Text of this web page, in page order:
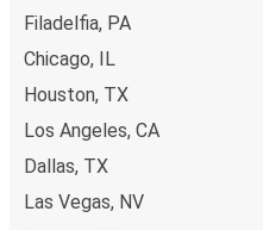
Filadelfia, PA
Chicago, IL
Houston, TX
Los Angeles, CA
Dallas, TX
Las Vegas, NV